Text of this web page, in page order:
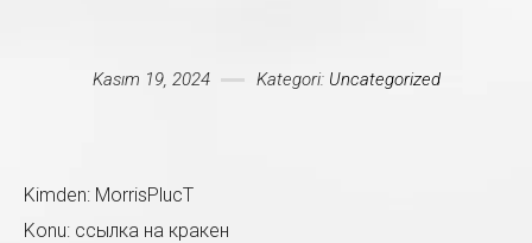
Kasım 19, 2024 Kategori: Uncategorized
Kimden: MorrisPlucT
Konu: ссылка на кракен